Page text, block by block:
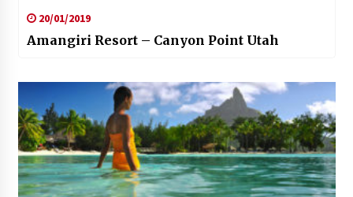
20/01/2019
Amangiri Resort – Canyon Point Utah